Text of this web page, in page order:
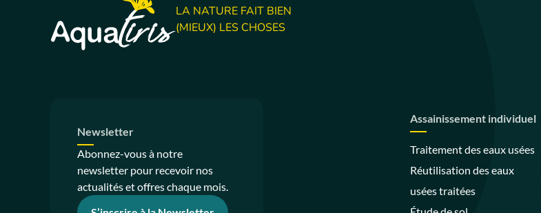
LA NATURE FAIT BIEN
(MIEUX) LES CHOSES
Newsletter
Abonnez-vous à notre
newsletter pour recevoir nos
actualités et offres chaque mois.
Assainissement individuel
Traitement des eaux usées
Réutilisation des eaux
usées traitées